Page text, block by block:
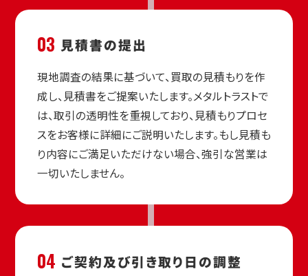
03 見積書の提出
現地調査の結果に基づいて、買取の見積もりを作
成し、見積書をご提案いたします。メタルトラストで
は、取引の透明性を重視しており、見積もりプロセ
スをお客様に詳細にご説明いたします。もし見積も
り内容にご満足いただけない場合、強引な営業は
一切いたしません。
04 ご契約及び引き取り日の調整